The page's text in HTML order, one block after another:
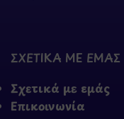
ΣΧΕΤΙΚΑ ΜΕ ΕΜΑΣ
Σχετικά με εμάς
Επικοινωνία